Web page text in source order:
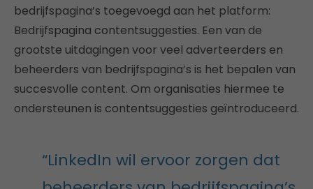
bedrijfspagina’s toegevoegd aan het platform:
Bedrijfspagina contentsuggesties. Een van de
grootste uitdagingen voor veel adverteerders en
beheerders van bedrijfspagina’s is het bepalen van
succesvolle content. Om organisaties hiermee te
ondersteunen is contentsuggesties geïntroduceerd.
“LinkedIn wil ervoor zorgen dat